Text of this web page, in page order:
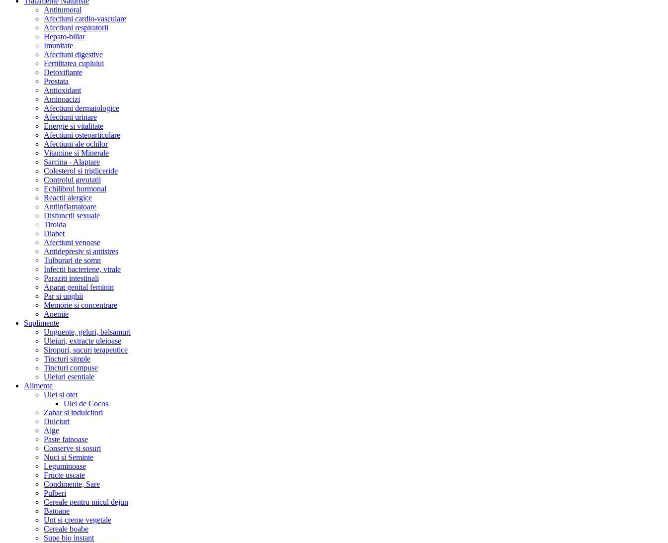
Antitumoral
Afectiuni cardio-vasculare
Afectiuni respiratorii
Hepato-biliar
Imunitate
Afectiuni digestive
Fertilitatea cuplului
Detoxifiante
Prostata
Antioxidant
Aminoacizi
Afectiuni dermatologice
Afectiuni urinare
Energie si vitalitate
Afectiuni osteoarticulare
Afectiuni ale ochilor
Vitamine si Minerale
Sarcina - Alaptare
Colesterol si trigliceride
Controlul greutatii
Echilibrul hormonal
Reactii alergice
Antiinflamatoare
Disfunctii sexuale
Tiroida
Diabet
Afectiuni venoase
Antidepresiv si antistres
Tulburari de somn
Infectii bacteriene, virale
Paraziti intestinali
Aparat genital feminin
Par si unghii
Memorie si concentrare
Anemie
Suplimente
Unguente, geluri, balsamuri
Uleiuri, extracte uleioase
Siropuri, sucuri terapeutice
Tincturi simple
Tincturi compuse
Uleiuri esentiale
Alimente
Ulei si otet
Ulei de Cocos
Zahar si indulcitori
Dulciuri
Alge
Paste fainoase
Conserve si sosuri
Nuci si Seminte
Leguminoase
Fructe uscate
Condimente, Sare
Pulberi
Cereale pentru micul dejun
Batoane
Unt si creme vegetale
Cereale boabe
Supe bio instant